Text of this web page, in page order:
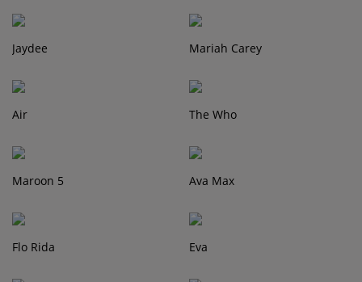
Jaydee Mariah Carey
Air The Who
Maroon 5 Ava Max
Flo Rida Eva